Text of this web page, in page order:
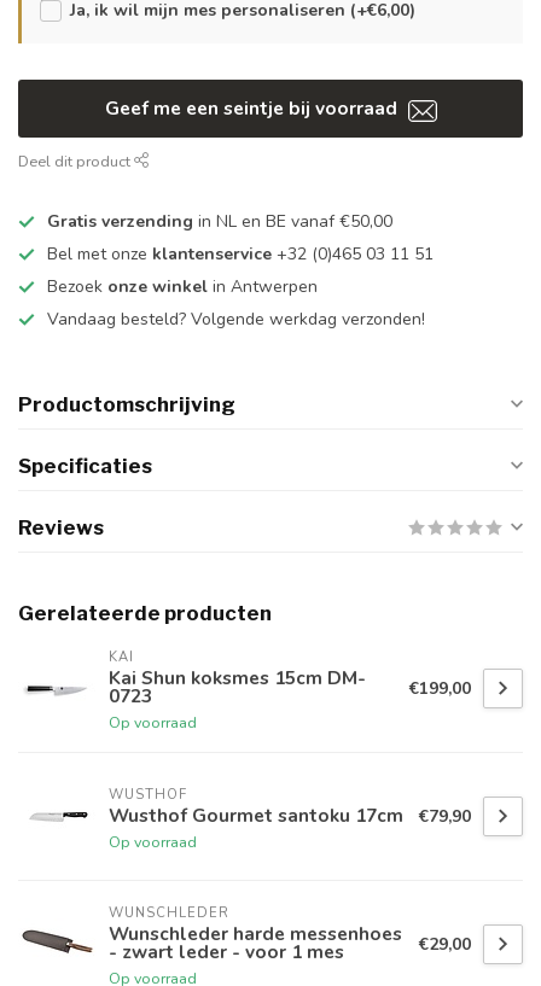
Ja, ik wil mijn mes personaliseren (+€6,00)
Geef me een seintje bij voorraad
Deel dit product
Gratis verzending in NL en BE vanaf €50,00
Bel met onze klantenservice +32 (0)465 03 11 51
Bezoek onze winkel in Antwerpen
Vandaag besteld? Volgende werkdag verzonden!
Productomschrijving
Specificaties
Reviews
Gerelateerde producten
KAI
Kai Shun koksmes 15cm DM-
0723
Op voorraad
€199,00
WUSTHOF
Wusthof Gourmet santoku 17cm
Op voorraad
€79,90
WUNSCHLEDER
Wunschleder harde messenhoes
- zwart leder - voor 1 mes
Op voorraad
€29,00